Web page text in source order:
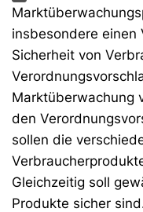
insbesondere einen
Sicherheit von
Marktüberwachung
den
sollen die
Gleichzeitig soll
Produkte sicher